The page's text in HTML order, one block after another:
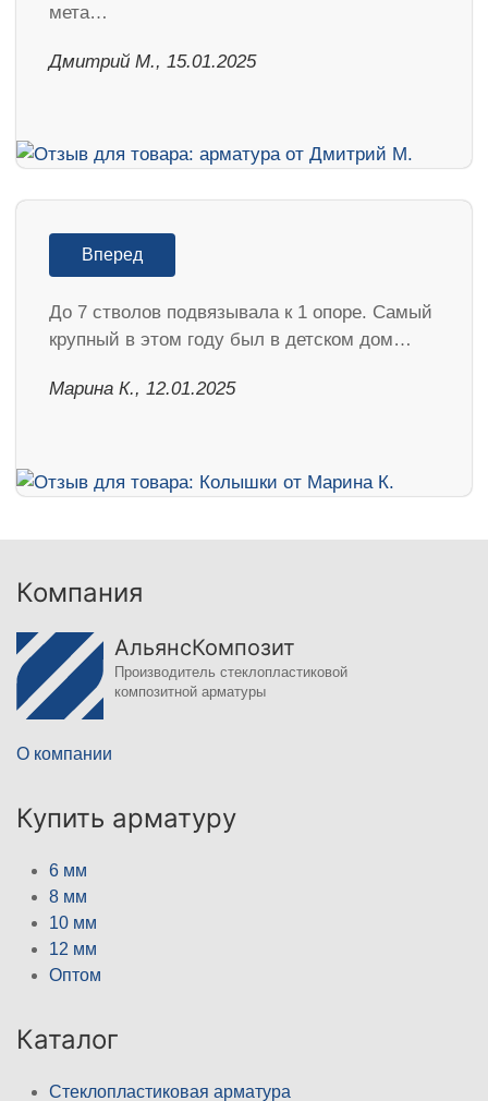
мета…
Дмитрий М., 15.01.2025
Вперед
До 7 стволов подвязывала к 1 опоре. Самый
крупный в этом году был в детском дом…
Марина К., 12.01.2025
Компания
АльянсКомпозит
Производитель стеклопластиковой
композитной арматуры
О компании
Купить арматуру
6 мм
8 мм
10 мм
12 мм
Оптом
Каталог
Стеклопластиковая арматура